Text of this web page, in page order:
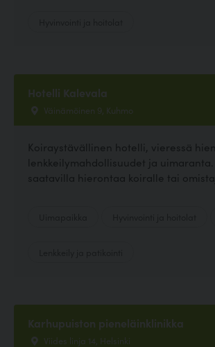
Hotelli Kalevala
Väinämöinen 9, Kuhmo
Koiraystävällinen hotelli, vieressä
lenkkeilymahdollisuudet ja
saatavilla hierontaa koiralle tai
Karhupuiston pieneläinklinikka
Viides linja 14, Helsinki